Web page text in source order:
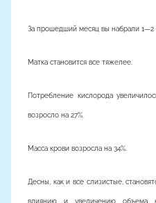
За прошедший месяц вы набрали 1—2
Матка становится все тяжелее.
Потребление кислорода
возросло на 27%.
Масса крови возросла на 34%.
Десны, как и все слизистые,
влиянию и увеличению объема